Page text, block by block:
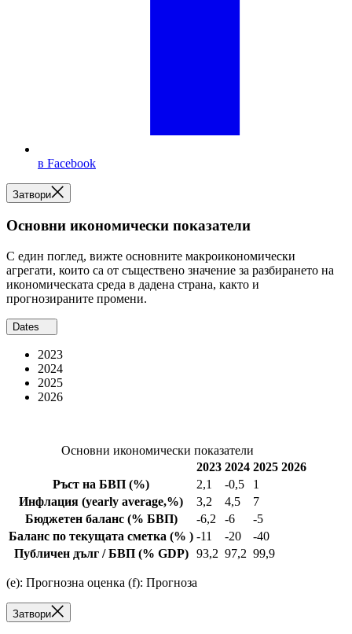
в Facebook
Затвори
Основни икономически показатели
С един поглед, вижте основните макроикономически
агрегати, които са от съществено значение за разбирането на
икономическата среда в дадена страна, както и
прогнозираните промени.
Dates
2023
2024
2025
2026
Основни икономически показатели
2023 2024 2025 2026
Ръст на БВП (%) 2,1 -0,5
1
Инфлация (yearly average,%) 3,2 4,5
7
Бюджетен баланс (% БВП) -6,2 -6
-5
Баланс по текущата сметка (% ) -11 -20
-40
Публичен дълг / БВП (% GDP) 93,2 97,2 99,9
(e): Прогнозна оценка (f): Прогноза
Затвори